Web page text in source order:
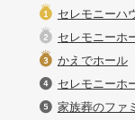
セレモニーハ
セレモニーホ
かえでホール
セレモニー
家族葬のファ